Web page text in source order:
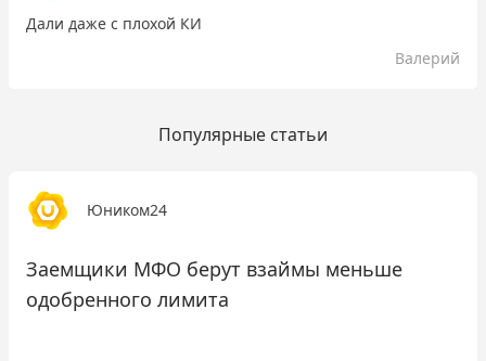
Дали даже с плохой КИ
Валерий
Популярные статьи
Юником24
Заемщики МФО берут взаймы меньше
одобренного лимита